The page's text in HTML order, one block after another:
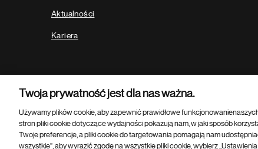
Aktualności
Kariera
Footer
Bottom
© 2026 Novartis AG
Twoja prywatność jest dla nas ważna.
Używamy plików cookie, aby zapewnić prawidłowe
stron pliki cookie dotyczące wydajności pokazują nam, w jaki sposób
Twoje preferencje, a pliki cookie do targetowania pomagają nam
wszystkie”, aby wyrazić zgodę na wszystkie pliki cookie, wybierz